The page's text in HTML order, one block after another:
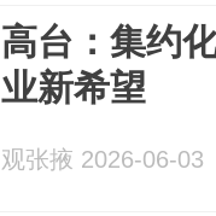
高台：集约
业新希望
观张掖 2026-06-03